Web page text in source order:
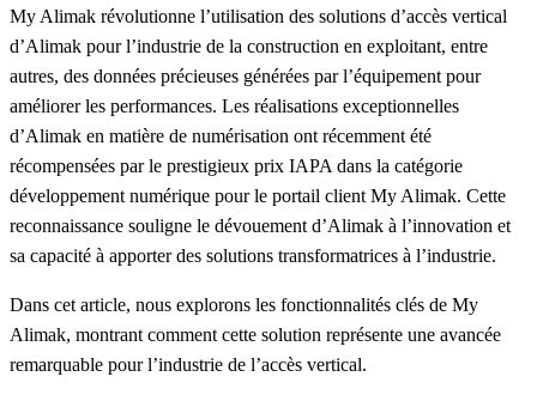
My Alimak révolutionne l’utilisation des solutions d’accès vertical
d’Alimak pour l’industrie de la construction en exploitant, entre
autres, des données précieuses générées par l’équipement pour
améliorer les performances. Les réalisations exceptionnelles
d’Alimak en matière de numérisation ont récemment été
récompensées par le prestigieux prix IAPA dans la catégorie
développement numérique pour le portail client My Alimak. Cette
reconnaissance souligne le dévouement d’Alimak à l’innovation et
sa capacité à apporter des solutions transformatrices à l’industrie.
Dans cet article, nous explorons les fonctionnalités clés de My
Alimak, montrant comment cette solution représente une avancée
remarquable pour l’industrie de l’accès vertical.